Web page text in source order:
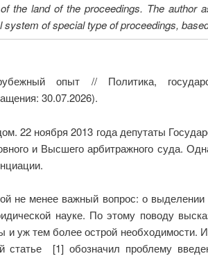
the land of the proceedings. The author
of special type of proceedings,
опыт // Политика,
30.07.2026).
22 ноября 2013 года депутаты
и Высшего арбитражного суда.
не менее важный вопрос: о
науке. По этому поводу
и уж тем более острой
[1] обозначил проблему